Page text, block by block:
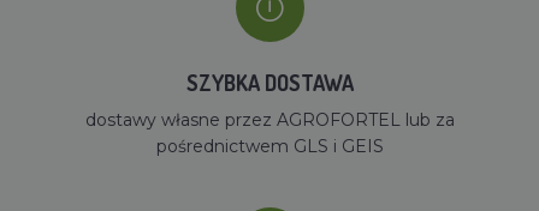
SZYBKA DOSTAWA
dostawy własne przez AGROFORTEL lub za
pośrednictwem GLS i GEIS